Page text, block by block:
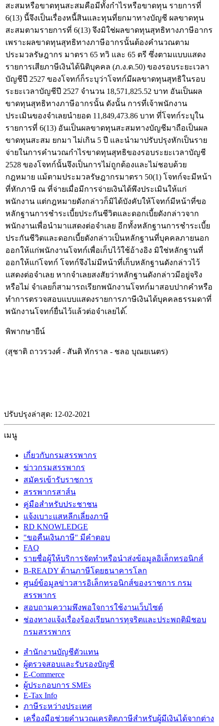
สะสมหรือขาดทุนสะสมคือมีทั้งกำไรหรือขาดทุน รายการที่
6(13) นี้จึงเป็นเรื่องหนี้สินและทุนที่ยกมาทางบัญชี ผลขาดทุน
สะสมตามรายการที่ 6(13) จึงมิใช่ผลขาดทุนสุทธิทางภาษีอากร
เพราะผลขาดทุนสุทธิทางภาษีอากรนั้นต้องคำนวณตาม
ประมวลรัษฎากร มาตรา 65 ทวิ และ 65 ตรี ซึ่งตามแบบแสดง
รายการเสียภาษีเงินได้นิติบุคคล (ภ.ง.ด.50) ของรอบระยะเวลา
บัญชีปี 2527 ของโจทก์ก็ระบุว่าโจทก์มีผลขาดทุนสุทธิในรอบ
ระยะเวลาบัญชีปี 2527 จำนวน 18,571,825.52 บาท อันเป็นผล
ขาดทุนสุทธิทางภาษีอากรนั้น ดังนั้น การที่เจ้าพนักงาน
ประเมินของจำเลยนำยอด 11,849,473.86 บาท ที่โจทก์ระบุใน
รายการที่ 6(13) อันเป็นผลขาดทุนสะสมทางบัญชีมาถือเป็นผล
ขาดทุนสะสม ยกมา ไม่เกิน 5 ปี และนำมาปรับปรุงหักเป็นราย
จ่ายในการคำนวณกำไรขาดทุนสุทธิของรอบระยะเวลาบัญชี
2528 ของโจทก์นั้นจึงเป็นการไม่ถูกต้องและไม่ชอบด้วย
กฎหมาย แม้ตามประมวลรัษฎากรมาตรา 50(1) โจทก์จะมีหน้า
ที่หักภาษี ณ ที่จ่ายเมื่อมีการจ่ายเงินได้พึงประเมินให้แก่
พนักงาน แต่กฎหมายดังกล่าวก็มิได้บังคับให้โจทก์มีหน้าที่ขอ
หลักฐานการชำระเบี้ยประกันชีวิตและดอกเบี้ยดังกล่าวจาก
พนักงานเพื่อนำมาแสดงต่อจำเลย อีกทั้งหลักฐานการชำระเบี้ย
ประกันชีวิตและดอกเบี้ยดังกล่าวเป็นหลักฐานที่บุคคลภายนอก
ออกให้แก่พนักงานโจทก์เพื่อเก็บไว้ใช้อ้างอิง มิใช่หลักฐานที่
ออกให้แก่โจทก์ โจทก์จึงไม่มีหน้าที่เก็บหลักฐานดังกล่าวไว้
แสดงต่อจำเลย หากจำเลยสงสัยว่าหลักฐานดังกล่าวมีอยู่จริง
หรือไม่ จำเลยก็สามารถเรียกพนักงานโจทก์มาสอบปากคำหรือ
ทำการตรวจสอบแบบแสดงรายการภาษีเงินได้บุคคลธรรมดาที่
พนักงานโจทก์ยื่นไว้แล้วต่อจำเลยได้.์
พิพากษายืน์
(สุชาติ ถาวรวงศ์ - สันติ ทักราล - ชลอ บุณยเนตร)
ปรับปรุงล่าสุด: 12-02-2021
เมนู
เกี่ยวกับกรมสรรพากร
ข่าวกรมสรรพากร
สมัครเข้ารับราชการ
สรรพากรสาส์น
คู่มือสำหรับประชาชน
แจ้งเบาะแสหลีกเลี่ยงภาษี
RD KNOWLEDGE
"ขอคืนเงินภาษี" มีคำตอบ
FAQ
รายชื่อผู้ให้บริการจัดทำหรือนำส่งข้อมูลอิเล็กทรอนิกส์
B-READY ด้านภาษีโดยธนาคารโลก
ศูนย์ข้อมูลข่าวสารอิเล็กทรอนิกส์ของราชการ กรม
สรรพากร
สอบถามความพึงพอใจการใช้งานเว็บไซต์
ช่องทางแจ้งเรื่องร้องเรียนการทุจริตและประพฤติมิชอบ
กรมสรรพากร
สำนักงานบัญชีตัวแทน
ผู้ตรวจสอบและรับรองบัญชี
E-Commerce
ผู้ประกอบการ SMEs
E-Tax Info
ภาษีระหว่างประเทศ
เครื่องมือช่วยคำนวณเครดิตภาษีสำหรับผู้มีเงินได้จากต่าง